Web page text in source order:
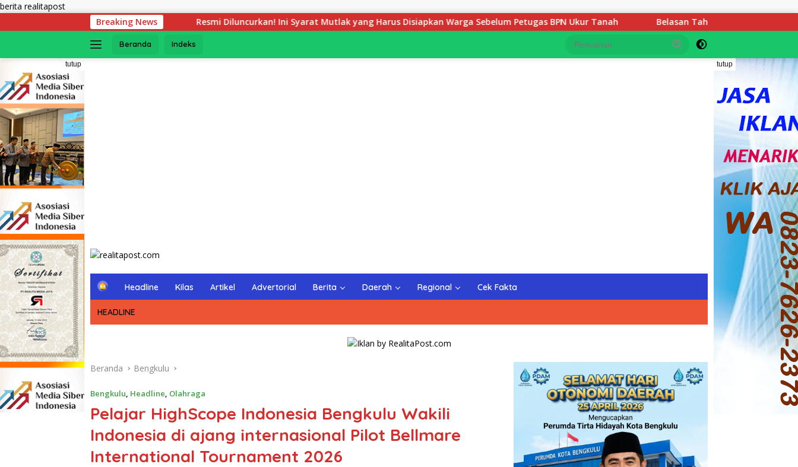
berita realitapostLangsung
konten
Breaking News
Resmi Diluncurkan! Ini Syarat Mutlak yang Harus Disiapkan Warga Sebelum Petugas BPN Ukur Tanah Belasan Tahun Mengabdi Gaji di Bawah UMP, 3 Guru SDIT
Beranda Indeks
tutup tutup
H
m
e
Headline Kilas Artikel Advertorial Berita Daerah Regional Cek Fakta
HEADLINE
Beranda Bengkulu
Bengkulu, Headline, Olahraga
Pelajar HighScope Indonesia Bengkulu Wakili
Indonesia di ajang internasional Pilot Bellmare
International Tournament 2026